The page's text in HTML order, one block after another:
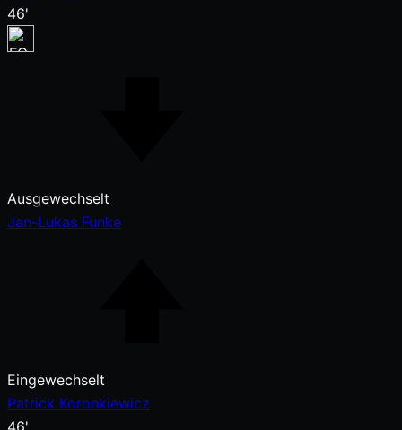
46'
Ausgewechselt
Jan-Lukas Funke
Eingewechselt
Patrick Koronkiewicz
46'